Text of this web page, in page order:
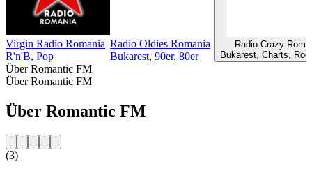
Virgin Radio Romania
R'n'B, Pop
Radio Oldies Romania
Bukarest, 90er, 80er
Radio Crazy
Bukarest, Charts,
Über Romantic FM
Über Romantic FM
Über Romantic FM
(3)